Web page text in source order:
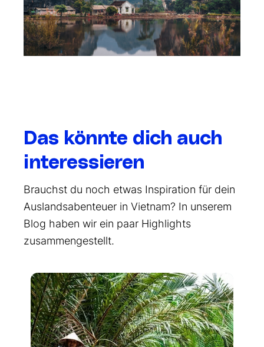
Das könnte dich auch
interessieren
Brauchst du noch etwas Inspiration für dein
Auslandsabenteuer in Vietnam? In unserem
Blog haben wir ein paar Highlights
zusammengestellt.